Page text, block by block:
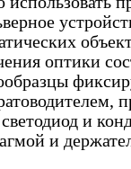
оптики
и
и